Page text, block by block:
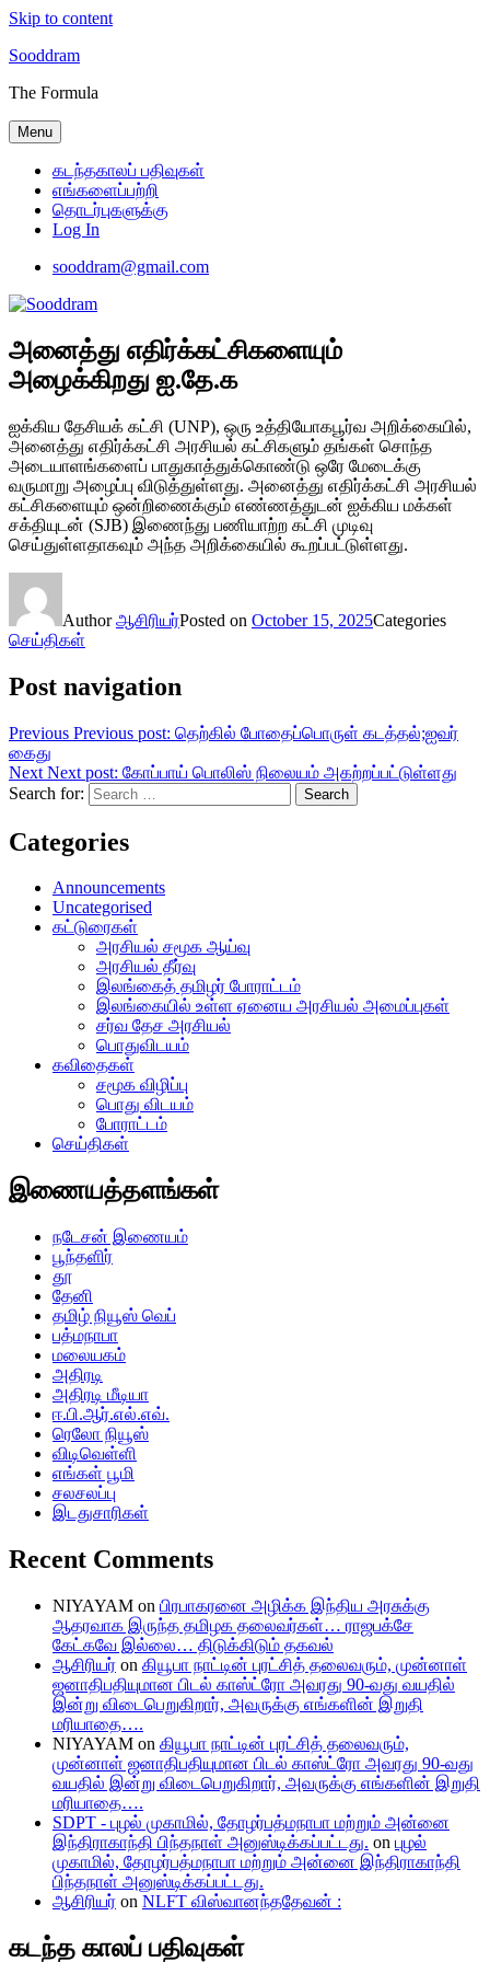
Skip to content
Sooddram
The Formula
Menu
கடந்தகாலப் பதிவுகள்
எங்களைப்பற்றி
தொடர்புகளுக்கு
Log In
sooddram@gmail.com
அனைத்து எதிர்க்கட்சிகளையும்
அழைக்கிறது ஐ.தே.க
ஐக்கிய தேசியக் கட்சி (UNP), ஒரு உத்தியோகபூர்வ அறிக்கையில்,
அனைத்து எதிர்க்கட்சி அரசியல் கட்சிகளும் தங்கள் சொந்த
அடையாளங்களைப் பாதுகாத்துக்கொண்டு ஒரே மேடைக்கு
வருமாறு அழைப்பு விடுத்துள்ளது. அனைத்து எதிர்க்கட்சி அரசியல்
கட்சிகளையும் ஒன்றிணைக்கும் எண்ணத்துடன் ஐக்கிய மக்கள்
சக்தியுடன் (SJB) இணைந்து பணியாற்ற கட்சி முடிவு
செய்துள்ளதாகவும் அந்த அறிக்கையில் கூறப்பட்டுள்ளது.
Authorஆசிரியர்Posted on October 15, 2025Categories
செய்திகள்
Post navigation
Previous Previous post: தெற்கில் போதைப்பொருள் கடத்தல்;ஐவர்
கைது
Next Next post: கோப்பாய் பொலிஸ் நிலையம் அகற்றப்பட்டுள்ளது
Search for:
Search
Categories
Announcements
Uncategorised
கட்டுரைகள்
அரசியல் சமூக ஆய்வு
அரசியல் தீர்வு
இலங்கைத் தமிழர் போராட்டம்
இலங்கையில் உள்ள ஏனைய அரசியல் அமைப்புகள்
சர்வ தேச அரசியல்
பொதுவிடயம்
கவிதைகள்
சமூக விழிப்பு
பொது விடயம்
போராட்டம்
செய்திகள்
இணையத்தளங்கள்
நடேசன் இணையம்
பூந்தளிர்
தூ
தேனி
தமிழ் நியூஸ் வெப்
பத்மநாபா
மலையகம்
அதிரடி
அதிரடி மீடியா
ஈ.பி.ஆர்.எல்.எவ்.
ரெலோ நியூஸ்
விடிவெள்ளி
எங்கள் பூமி
சலசலப்பு
இடதுசாரிகள்
Recent Comments
NIYAYAM on பிரபாகரனை அழிக்க இந்திய அரசுக்கு
ஆதரவாக இருந்த தமிழக தலைவர்கள்… ராஜபக்சே
கேட்கவே இல்லை… திடுக்கிடும் தகவல்
ஆசிரியர் on கியூபா நாட்டின் புரட்சித் தலைவரும், முன்னாள்
ஜனாதிபதியுமான பிடல் காஸ்ட்ரோ அவரது 90-வது வயதில்
இன்று விடைபெறுகிறார், அவருக்கு எங்களின் இறுதி
மரியாதை….
NIYAYAM on கியூபா நாட்டின் புரட்சித் தலைவரும்,
முன்னாள் ஜனாதிபதியுமான பிடல் காஸ்ட்ரோ அவரது 90-வது
வயதில் இன்று விடைபெறுகிறார், அவருக்கு எங்களின் இறுதி
மரியாதை….
SDPT - புழல் முகாமில், தோழர்பத்மநாபா மற்றும் அன்னை
இந்திராகாந்தி பிந்தநாள் அனுஸ்டிக்கப்பட்டது. on புழல்
முகாமில், தோழர்பத்மநாபா மற்றும் அன்னை இந்திராகாந்தி
பிந்தநாள் அனுஸ்டிக்கப்பட்டது.
ஆசிரியர் on NLFT விஸ்வானந்ததேவன் :
கடந்த காலப் பதிவுகள்